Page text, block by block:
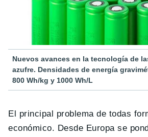
Nuevos avances en la tecnología de
azufre. Densidades de energía
800 Wh/kg y 1000 Wh/L
El principal problema de todas
económico. Desde Europa se